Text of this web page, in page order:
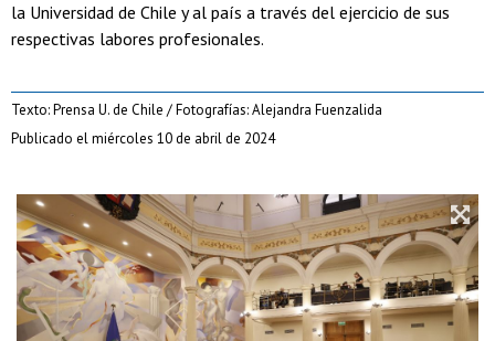
la Universidad de Chile y al país a través del ejercicio de sus
respectivas labores profesionales.
Texto: Prensa U. de Chile / Fotografías: Alejandra Fuenzalida
Publicado el miércoles 10 de abril de 2024